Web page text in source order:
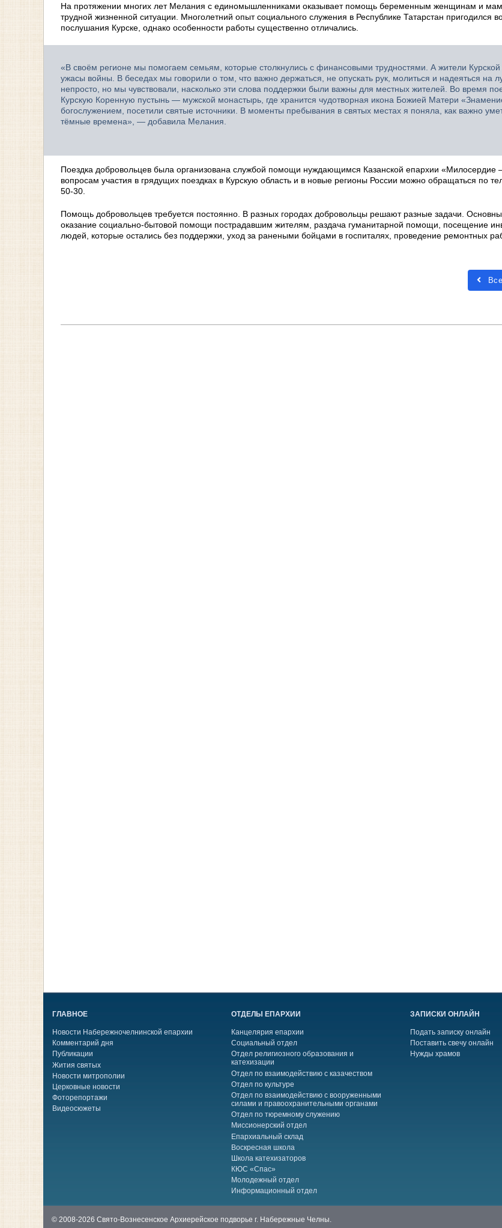
На протяжении многих лет Мелания с единомышленниками оказывает помощь беременным женщинам и
трудной жизненной ситуации. Многолетний опыт социального служения в Республике Татарстан пригодился
послушания Курске, однако особенности работы существенно отличались.
«В своём регионе мы помогаем семьям, которые столкнулись с финансовыми трудностями. А жители
ужасы войны. В беседах мы говорили о том, что важно держаться, не опускать рук, молиться и надеяться на
непросто, но мы чувствовали, насколько эти слова поддержки были важны для местных жителей. Во время
Курскую Коренную пустынь — мужской монастырь, где хранится чудотворная икона Божией Матери
богослужением, посетили святые источники. В моменты пребывания в святых местах я поняла, как важно
тёмные времена», — добавила Мелания.
Поездка добровольцев была организована службой помощи нуждающимся Казанской епархии «Милосердие
вопросам участия в грядущих поездках в Курскую область и в новые регионы России можно обращаться по
50-30.
Помощь добровольцев требуется постоянно. В разных городах добровольцы решают разные задачи.
оказание социально-бытовой помощи пострадавшим жителям, раздача гуманитарной помощи, посещение
людей, которые остались без поддержки, уход за ранеными бойцами в госпиталях, проведение ремонтных
ГЛАВНОЕ
Новости Набережночелнинской епархии
Комментарий дня
Публикации
Жития святых
Новости митрополии
Церковные новости
Фоторепортажи
Видеосюжеты
ОТДЕЛЫ ЕПАРХИИ
Канцелярия епархии
Социальный отдел
Отдел религиозного образования и
катехизации
Отдел по взаимодействию с казачеством
Отдел по культуре
Отдел по взаимодействию с вооруженными
силами и правоохранительными органами
Отдел по тюремному служению
Миссионерский отдел
Епархиальный склад
Воскресная школа
Школа катехизаторов
КЮС «Спас»
Молодежный отдел
Информационный отдел
ЗАПИСКИ ОНЛАЙН
Подать записку онлайн
Поставить свечу онлайн
Нужды храмов
© 2008-2026 Свято-Вознесенское Архиерейское подворье г. Набережные Челны.